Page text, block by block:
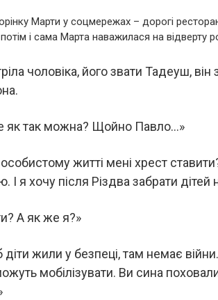
Марти у соцмережах – дорогі
і сама Марта наважилася на відверту
чоловіка, його звати Тадеуш,
як так можна? Щойно Павло…»
житті мені хрест
І я хочу після Різдва забрати
А як же я?»
діти жили у безпеці, там немає
мобілізувати. Ви сина